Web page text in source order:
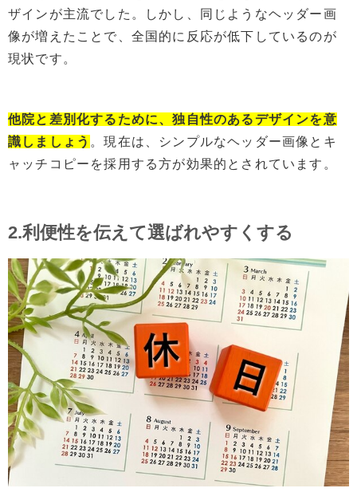
ザインが主流でした。しかし、同じようなヘッダー画
像が増えたことで、全国的に反応が低下しているのが
現状です。
他院と差別化するために、独自性のあるデザインを意
識しましょう 。現在は、シンプルなヘッダー画像とキ
ャッチコピーを採用する方が効果的とされています。
2.利便性を伝えて選ばれやすくする